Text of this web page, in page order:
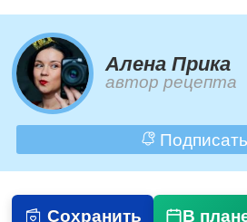
Алена Прика
автор рецепта
Сохранить В